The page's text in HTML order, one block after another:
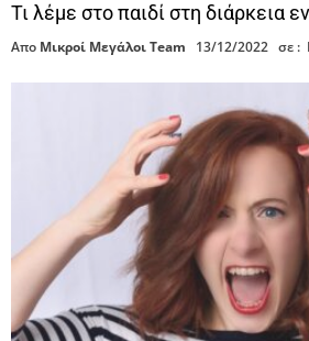
Τι λέμε στο παιδί στη διάρκεια
Απο Μικροί Μεγάλοι Team 13/12/2022 σε :